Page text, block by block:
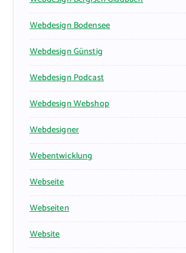
Webdesign Bodensee
Webdesign Günstig
Webdesign Podcast
Webdesign Webshop
Webdesigner
Webentwicklung
Webseite
Webseiten
Website